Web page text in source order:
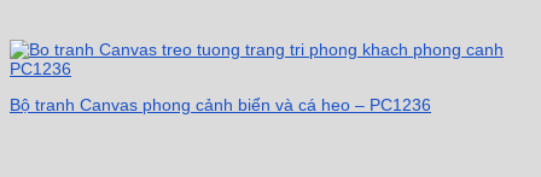
Bộ tranh Canvas phong cảnh biển và cá heo – PC1236